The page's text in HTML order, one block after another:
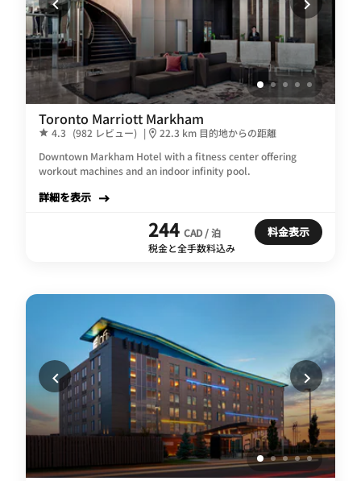
Toronto Marriott Markham
4.3 (982 レビュー) |
22.3 km 目的地からの距離
Downtown Markham Hotel with a fitness center offering
workout machines and an indoor infinity pool.
詳細を表示
244 CAD / 泊
税金と全手数料込み
料金表示